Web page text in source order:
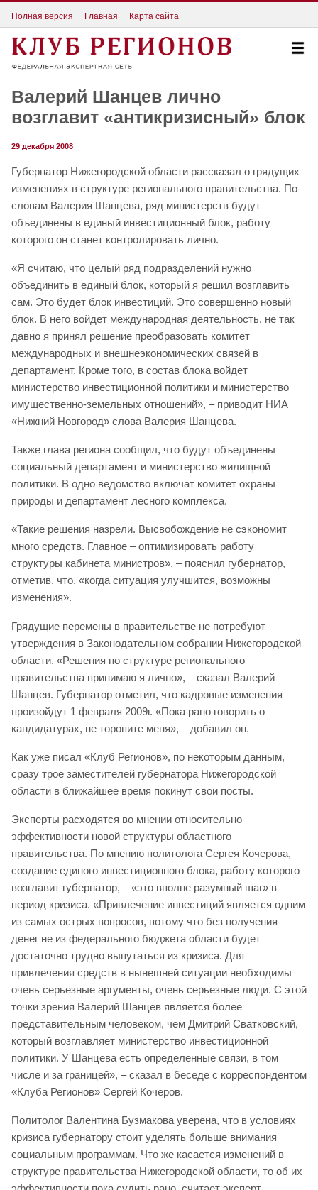
Полная версия Главная Карта сайта
Валерий Шанцев лично
возглавит «антикризисный» блок
29 декабря 2008
Губернатор Нижегородской области рассказал о грядущих
изменениях в структуре регионального правительства. По
словам Валерия Шанцева, ряд министерств будут
объединены в единый инвестиционный блок, работу
которого он станет контролировать лично.
«Я считаю, что целый ряд подразделений нужно
объединить в единый блок, который я решил возглавить
сам. Это будет блок инвестиций. Это совершенно новый
блок. В него войдет международная деятельность, не так
давно я принял решение преобразовать комитет
международных и внешнеэкономических связей в
департамент. Кроме того, в состав блока войдет
министерство инвестиционной политики и министерство
имущественно-земельных отношений», – приводит НИА
«Нижний Новгород» слова Валерия Шанцева.
Также глава региона сообщил, что будут объединены
социальный департамент и министерство жилищной
политики. В одно ведомство включат комитет охраны
природы и департамент лесного комплекса.
«Такие решения назрели. Высвобождение не сэкономит
много средств. Главное – оптимизировать работу
структуры кабинета министров», – пояснил губернатор,
отметив, что, «когда ситуация улучшится, возможны
изменения».
Грядущие перемены в правительстве не потребуют
утверждения в Законодательном собрании Нижегородской
области. «Решения по структуре регионального
правительства принимаю я лично», – сказал Валерий
Шанцев. Губернатор отметил, что кадровые изменения
произойдут 1 февраля 2009г. «Пока рано говорить о
кандидатурах, не торопите меня», – добавил он.
Как уже писал «Клуб Регионов», по некоторым данным,
сразу трое заместителей губернатора Нижегородской
области в ближайшее время покинут свои посты.
Эксперты расходятся во мнении относительно
эффективности новой структуры областного
правительства. По мнению политолога Сергея Кочерова,
создание единого инвестиционного блока, работу которого
возглавит губернатор, – «это вполне разумный шаг» в
период кризиса. «Привлечение инвестиций является одним
из самых острых вопросов, потому что без получения
денег не из федерального бюджета области будет
достаточно трудно выпутаться из кризиса. Для
привлечения средств в нынешней ситуации необходимы
очень серьезные аргументы, очень серьезные люди. С этой
точки зрения Валерий Шанцев является более
представительным человеком, чем Дмитрий Сватковский,
который возглавляет министерство инвестиционной
политики. У Шанцева есть определенные связи, в том
числе и за границей», – сказал в беседе с корреспондентом
«Клуба Регионов» Сергей Кочеров.
Политолог Валентина Бузмакова уверена, что в условиях
кризиса губернатору стоит уделять больше внимания
социальным программам. Что же касается изменений в
структуре правительства Нижегородской области, то об их